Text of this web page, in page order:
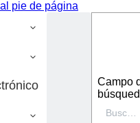
pie de página
Campo